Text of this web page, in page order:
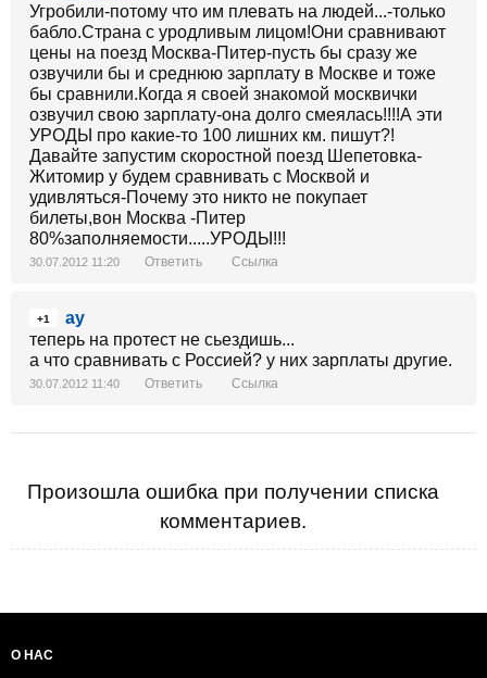
Угробили-потому что им плевать на людей...-только
бабло.Страна с уродливым лицом!Они сравнивают
цены на поезд Москва-Питер-пусть бы сразу же
озвучили бы и среднюю зарплату в Москве и тоже
бы сравнили.Когда я своей знакомой москвички
озвучил свою зарплату-она долго смеялась!!!!А эти
УРОДЫ про какие-то 100 лишних км. пишут?!
Давайте запустим скоростной поезд Шепетовка-
Житомир у будем сравнивать с Москвой и
удивляться-Почему это никто не покупает
билеты,вон Москва -Питер
80%заполняемости.....УРОДЫ!!!
30.07.2012 11:20 Ответить Ссылка
+1
ау
теперь на протест не сьездишь...
а что сравнивать с Россией? у них зарплаты другие.
30.07.2012 11:40 Ответить Ссылка
Произошла ошибка при получении списка
комментариев.
О НАС